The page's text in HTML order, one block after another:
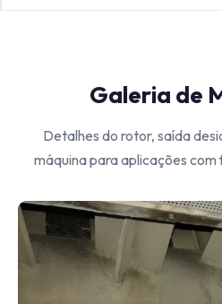
Galeria de
Detalhes do rotor, saída
máquina para aplicações